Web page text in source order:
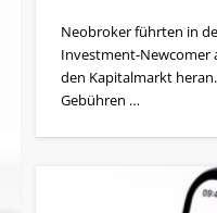
Neobroker führten in
Investment-Newcomer
den Kapitalmarkt
Gebühren …